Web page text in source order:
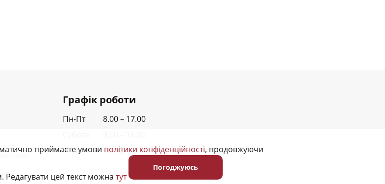
Графік роботи
Пн-Пт 8.00 – 17.00
Неділя Вихідний
приймаєте умови політики конфіденційності, продовжуючи
цей текст можна тут
Погоджуюсь